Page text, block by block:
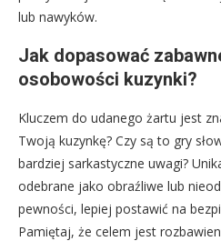
lub nawyków.
Jak dopasować
osobowości kuzynki?
Kluczem do udanego żartu jest
Twoją kuzynkę? Czy są to gry
bardziej sarkastyczne uwagi?
odebrane jako obraźliwe lub
pewności, lepiej postawić na
Pamiętaj, że celem jest